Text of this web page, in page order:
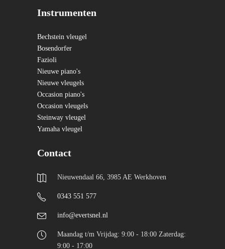
Instrumenten
Bechstein vleugel
Bosendorfer
Fazioli
Nieuwe piano's
Nieuwe vleugels
Occasion piano's
Occasion vleugels
Steinway vleugel
Yamaha vleugel
Contact
Nieuwendaal 66, 3985 AE Werkhoven
0343 551 577
info@evertsnel.nl
Maandag t/m Vrijdag: 9:00 - 18:00 Zaterdag:
9:00 - 17:00